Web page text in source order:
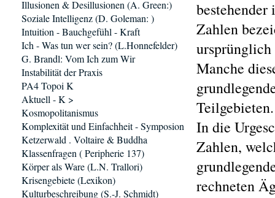
Zahlen
ursprünglich
Manche
Teilgebieten.
In die
Zahlen,
rechneten
Illusionen & Desillusionen (A. Green:)
Soziale Intelligenz (D. Goleman: )
Intuition - Bauchgefühl - Kraft
Ich - Was tun wer sein? (L.Honnefelder)
G. Brandl: Vom Ich zum Wir
Instabilität der Praxis
PA4 Topoi K
Aktuell - K >
Kosmopolitanismus
Komplexität und Einfachheit - Symposion
Ketzerwald . Voltaire & Buddha
Klassenfragen ( Peripherie 137)
Körper als Ware (L.N. Trallori)
Krisengebiete (Lexikon)
Kulturbeschreibung (S.-J. Schmidt)